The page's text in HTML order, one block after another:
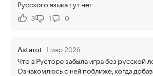
Русского языка тут нет
Нравится:
3Не нравится:
1 0
Astarot 1 мар 2026
Что в Русторе забыла игра без русской
Ознакомлюсь с ней поближе, когда